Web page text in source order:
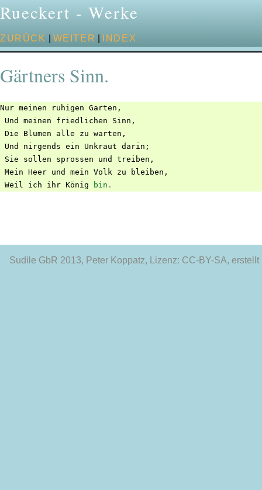
Rueckert - Werke
ZURÜCK WEITER INDEX
Gärtners Sinn.
Nur meinen ruhigen Garten ,
Und
meinen friedlichen Sinn ,
Die
Blumen alle zu warten ,
Und
nirgends ein Unkraut darin ;
Sie
sollen sprossen und treiben ,
Mein Heer und mein Volk zu bleiben ,
Weil
ich ihr König bin .
Sudile GbR 2013, Peter Koppatz, Lizenz: CC-BY-SA,